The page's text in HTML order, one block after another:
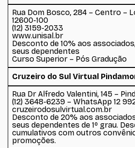
Rua Dom Bosco, 284 – Centro –
12600-100
(12) 3159-2033
www.unisal.br
Desconto de 10% aos
seus dependentes
Curso Superior – Pós Gradução
Cruzeiro do Sul Virtual
Rua Dr Alfredo Valentini, 145 –
(12) 3648-6239 – WhatsApp 12
cruzeirodosulvirtual.com.br
Desconto de 20% aos
seus dependentes de 1º grau.
cumulativos com outros
promoções.